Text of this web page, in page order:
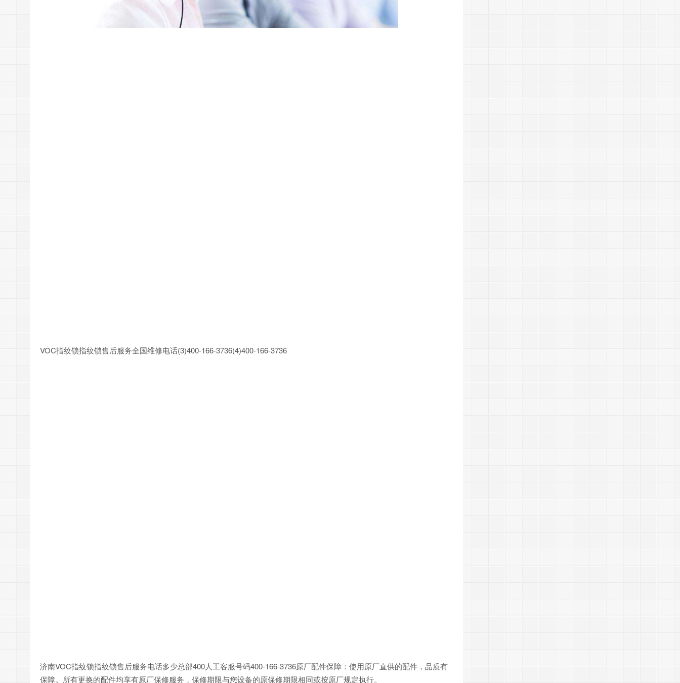
VOC指纹锁指纹锁售后服务全国维修电话(3)400-166-3736(4)400-166-3736
济南VOC指纹锁指纹锁售后服务电话多少总部400人工客服号码400-166-3736原厂配件保障：使用原厂直供的配件，品质有
保障。所有更换的配件均享有原厂保修服务，保修期限与您设备的原保修期限相同或按原厂规定执行。